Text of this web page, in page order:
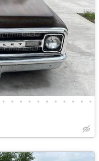
• • • • • • • • • • •